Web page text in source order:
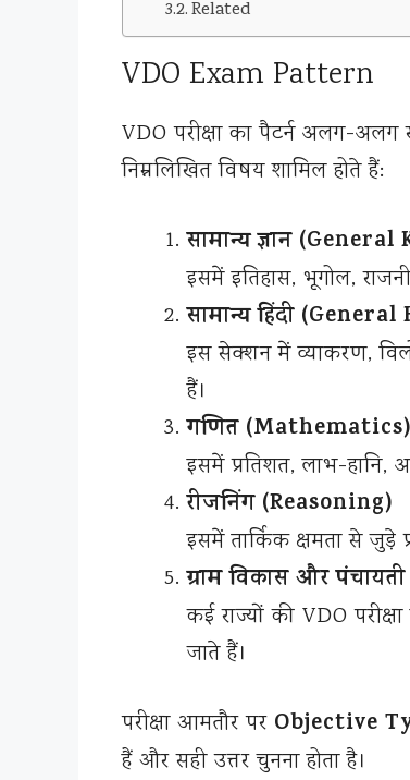
Related
VDO Exam Pattern
VDO परीक्षा का पैटर्न अलग-अलग
निम्नलिखित विषय शामिल होते हैं:
सामान्य ज्ञान
इसमें इतिहास, भूगोल,
सामान्य हिंदी
इस सेक्शन में व्याकरण,
हैं।
गणित (Mathematics)
इसमें प्रतिशत, लाभ-हानि,
रीजनिंग (Reasoning)
इसमें तार्किक क्षमता से जुड़े
ग्राम विकास और
कई राज्यों की VDO
जाते हैं।
परीक्षा आमतौर पर Objective
हैं और सही उत्तर चुनना होता है।